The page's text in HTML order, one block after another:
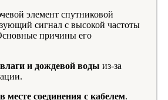
элемент спутниковой
сигнал с высокой частоты
причины его
и дождевой воды из-за
месте соединения с кабелем.